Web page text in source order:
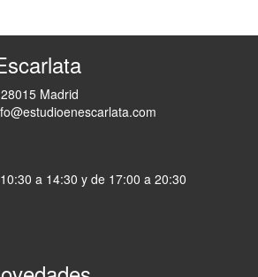
Madrid
a 14:30 y de 17:00 a 20:30